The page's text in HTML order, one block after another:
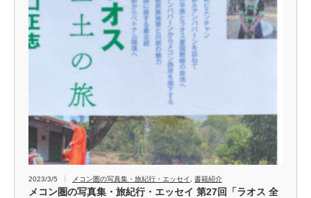
2023/3/5 メコン圏の写真集・旅紀行・エッセイ 書籍紹介
メコン圏の写真集・旅紀行・エッセイ 第27回「ラオス 全